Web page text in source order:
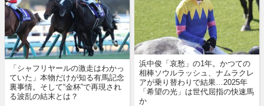
「シャフリヤールの激走はわかっ
ていた」本物だけが知る有馬記念
裏事情。そして“金杯”で再現され
る波乱の結末とは？
浜中俊「哀愁」の1年。かつての
相棒ソウルラッシュ、ナムラクレ
アが乗り替わりで結果…2025年
「希望の光」は世代屈指の快速馬
か